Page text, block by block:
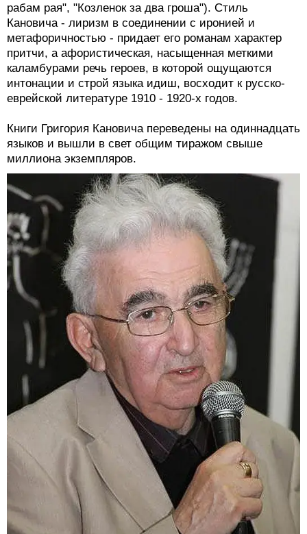
рабам рая", "Козленок за два гроша"). Стиль
Кановича - лиризм в соединении с иронией и
метафоричностью - придает его романам характер
притчи, а афористическая, насыщенная меткими
каламбурами речь героев, в которой ощущаются
интонации и строй языка идиш, восходит к русско-
еврейской литературе 1910 - 1920-х годов.
Книги Григория Кановича переведены на одиннадцать
языков и вышли в свет общим тиражом свыше
миллиона экземпляров.